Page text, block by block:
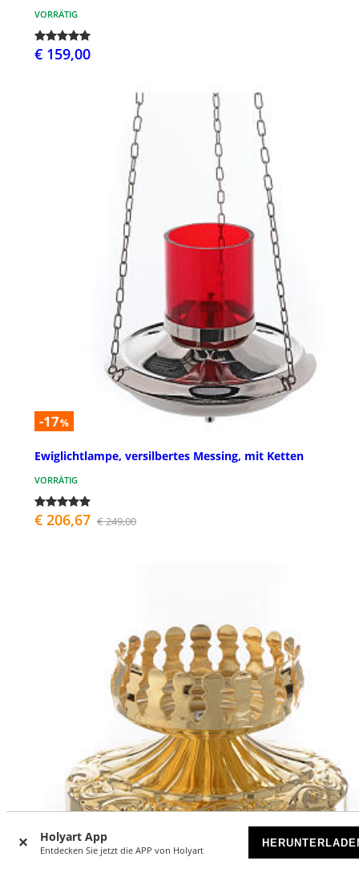
Holyart App
Entdecken Sie jetzt die APP von Holyart
VORRÄTIG
€ 159,00
-17%
Ewiglichtlampe, versilbertes Messing, mit Ketten
VORRÄTIG
€ 206,67 € 249,00